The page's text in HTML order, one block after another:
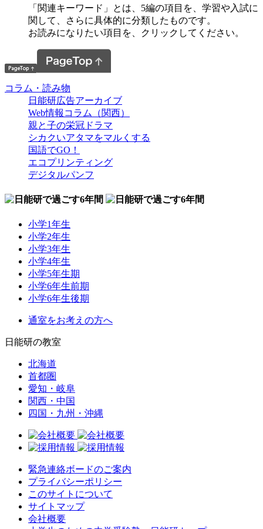
「関連キーワード」とは、5編の項目を、学習や入試に
関して、さらに具体的に分類したものです。
お読みになりたい項目を、クリックしてください。
コラム・読み物
日能研広告アーカイブ
Web情報コラム（関西）
親と子の栄冠ドラマ
シカクいアタマをマルくする
国語でGO！
エコプリンティング
デジタルパンフ
小学1年生
小学2年生
小学3年生
小学4年生
小学5年生期
小学6年生前期
小学6年生後期
通室をお考えの方へ
日能研の教室
北海道
首都圏
愛知・岐阜
関西・中国
四国・九州・沖縄
緊急連絡ボードのご案内
プライバシーポリシー
このサイトについて
サイトマップ
会社概要